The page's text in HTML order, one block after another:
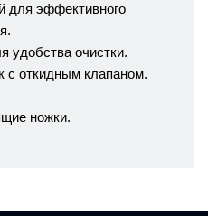
для эффективного
удобства очистки.
с откидным клапаном.
ножки.